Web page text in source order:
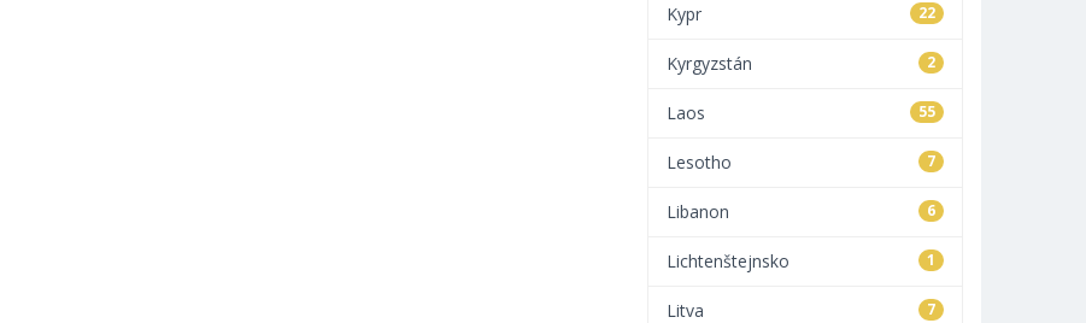
22
Kypr
2
Kyrgyzstán
55
Laos
7
Lesotho
6
Libanon
1
Lichtenštejnsko
7
Litva